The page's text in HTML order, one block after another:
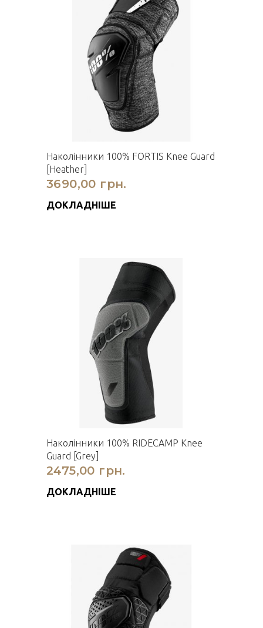
Наколінники 100% FORTIS Knee Guard
[Heather]
3690,00 грн.
ДОКЛАДНІШЕ
Наколінники 100% RIDECAMP Knee
Guard [Grey]
2475,00 грн.
ДОКЛАДНІШЕ